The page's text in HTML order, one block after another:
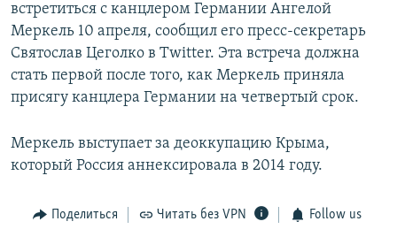
встретиться с канцлером Германии Ангелой
Меркель 10 апреля, сообщил его пресс-секретарь
Святослав Цеголко в Twitter. Эта встреча должна
стать первой после того, как Меркель приняла
присягу канцлера Германии на четвертый срок.
Меркель выступает за деоккупацию Крыма,
который Россия аннексировала в 2014 году.
Поделиться Читать без VPN Follow us